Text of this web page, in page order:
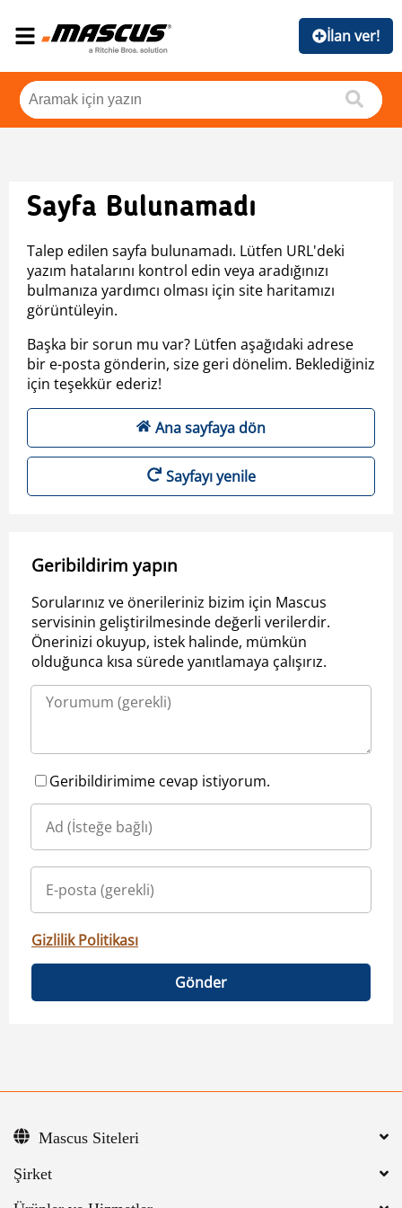
İlan ver!
Sayfa Bulunamadı
Talep edilen sayfa bulunamadı. Lütfen URL'deki
yazım hatalarını kontrol edin veya aradığınızı
bulmanıza yardımcı olması için site haritamızı
görüntüleyin.
Başka bir sorun mu var? Lütfen aşağıdaki adrese
bir e-posta gönderin, size geri dönelim. Beklediğiniz
için teşekkür ederiz!
Ana sayfaya dön
Sayfayı yenile
Geribildirim yapın
Sorularınız ve önerileriniz bizim için Mascus
servisinin geliştirilmesinde değerli verilerdir.
Önerinizi okuyup, istek halinde, mümkün
olduğunca kısa sürede yanıtlamaya çalışırız.
Geribildirimime cevap istiyorum.
Gizlilik Politikası
Gönder
Şirket
Mascus Siteleri